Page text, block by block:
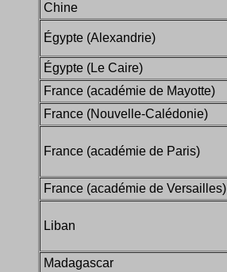
Chine
Égypte (Alexandrie)
Égypte (Le Caire)
France (académie de Mayotte)
France (Nouvelle-Calédonie)
France (académie de Paris)
France (académie de Versailles)
Liban
Madagascar